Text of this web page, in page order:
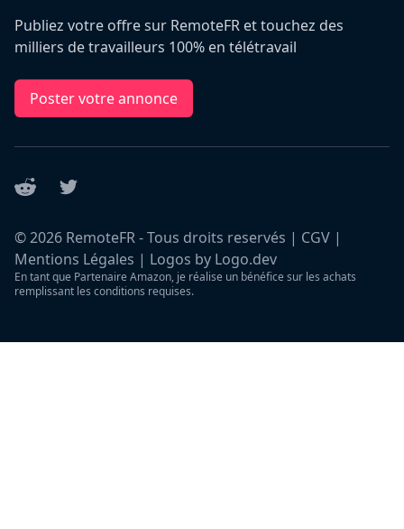
Publiez votre offre sur RemoteFR et touchez des
milliers de travailleurs 100% en télétravail
Poster votre annonce
Reddit Twitter
©2026 RemoteFR - Tous droits reservés | CGV |
Mentions Légales | Logos by Logo.dev
En tant que Partenaire Amazon, je réalise un bénéfice sur les achats
remplissant les conditions requises.